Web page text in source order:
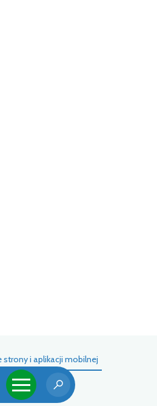
i aplikacji mobilnej